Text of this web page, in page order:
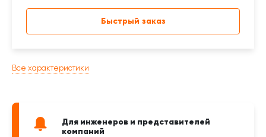
Все характеристики
Для инженеров и представителей
компаний
Быстрый заказ